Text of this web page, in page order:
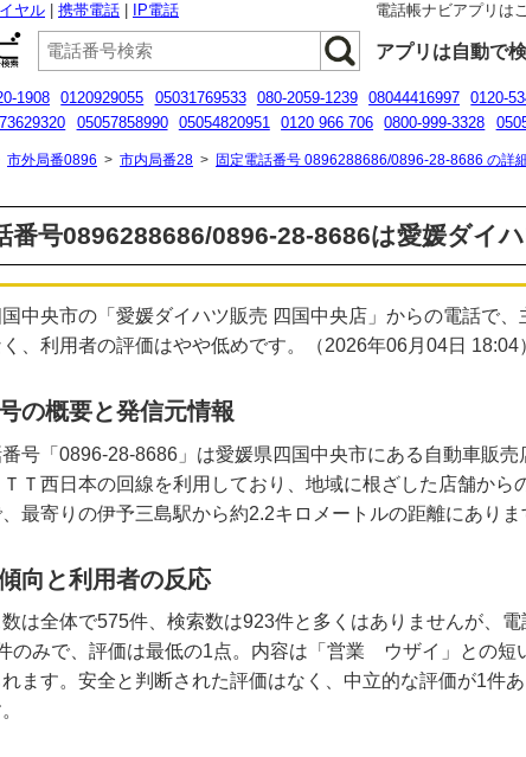
ヤル 携帯電話 IP電話 電話帳ナビアプリは
アプリは自動で
1908 0120929055 05031769533 080-2059-1239 08044416997 0120-
05057858990 05054820951 0120 966 706 0800-999-3328
市外局番0896 > 市内局番28 > 固定電話番号 0896288686/0896-28-8686 の詳
番号0896288686/0896-28-8686は愛媛ダイ
中央市の「愛媛ダイハツ販売 四国中央店」からの電話で
、利用者の評価はやや低めです。（2026年06月04日 18:04
の概要と発信元情報
号「0896-28-8686」は愛媛県四国中央市にある自動車販
Ｔ西日本の回線を利用しており、地域に根ざした店舗か
最寄りの伊予三島駅から約2.2キロメートルの距離にありま
向と利用者の反応
は全体で575件、検索数は923件と多くはありませんが、
のみで、評価は最低の1点。内容は「営業 ウザイ」との短
ます。安全と判断された評価はなく、中立的な評価が1件